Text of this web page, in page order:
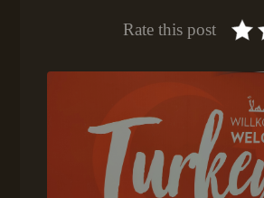
Rate this post